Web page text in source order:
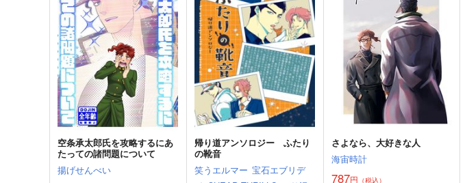
さよなら、大好きな人
海宙時計
787円（税込）
空条承太郎×花京院典明
サンプル 作品詳細
My Person
COIA
1,257円（税込）
空条承太郎×花京院典明
サンプル 作品詳細
帰り道アンソロジー ふたり
笑うエルマー
1,100円（税込）
空条承太郎×花京院典明
サンプル 作品詳細
空条承太郎氏を攻略するにあ
たっての諸問題について
揚げせんべい
帰り道アンソロジー ふたり
の靴音
笑うエルマー 宝石エブリデ
さよなら、大好きな人
海宙時計
787円 （税込）